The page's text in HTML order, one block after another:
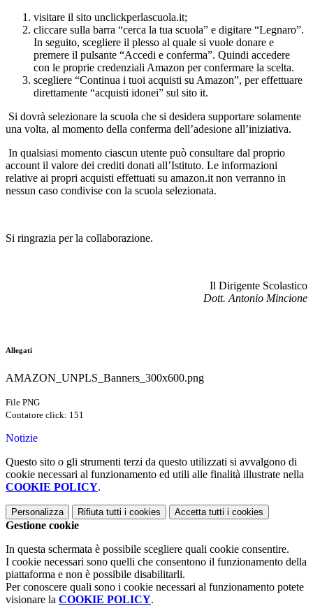
visitare il sito unclickperlascuola.it;
cliccare sulla barra “cerca la tua scuola” e digitare “Legnaro”.
In seguito, scegliere il plesso al quale si vuole donare e
premere il pulsante “Accedi e conferma”. Quindi accedere
con le proprie credenziali Amazon per confermare la scelta.
scegliere “Continua i tuoi acquisti su Amazon”, per effettuare
direttamente “acquisti idonei” sul sito it.
Si dovrà selezionare la scuola che si desidera supportare solamente
una volta, al momento della conferma dell’adesione all’iniziativa.
In qualsiasi momento ciascun utente può consultare dal proprio
account il valore dei crediti donati all’Istituto. Le informazioni
relative ai propri acquisti effettuati su amazon.it non verranno in
nessun caso condivise con la scuola selezionata.
Si ringrazia per la collaborazione.
Il Dirigente Scolastico
Dott. Antonio Mincione
Allegati
AMAZON_UNPLS_Banners_300x600.png
File PNG
Contatore click: 151
Notizie
Questo sito o gli strumenti terzi da questo utilizzati si avvalgono di
cookie necessari al funzionamento ed utili alle finalità illustrate nella
COOKIE POLICY.
Personalizza Rifiuta tutti i cookies Accetta tutti i cookies
Gestione cookie
In questa schermata è possibile scegliere quali cookie consentire.
I cookie necessari sono quelli che consentono il funzionamento della
piattaforma e non è possibile disabilitarli.
Per conoscere quali sono i cookie necessari al funzionamento potete
visionare la COOKIE POLICY.